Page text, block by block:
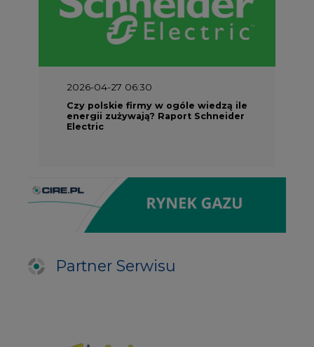
2026-04-27 06:30
Czy polskie firmy w ogóle wiedzą ile
energii zużywają? Raport Schneider
Electric
Partner Serwisu